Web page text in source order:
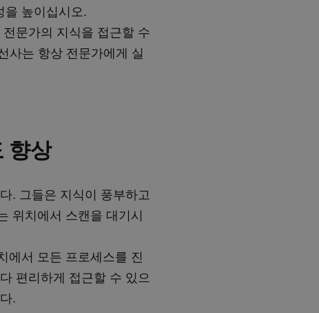
을 높이십시오.
문가의 지식을 접근할 수
사는 항상 전문가에게 실
향상
. 그들은 지식이 풍부하고
위치에서 스캔을 대기시
에서 모든 프로세스를 진
편리하게 접근할 수 있으
.